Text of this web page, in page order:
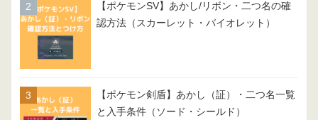
【ポケモンSV】あかし/リボン・二つ名の確
認方法（スカーレット・バイオレット）
【ポケモン剣盾】あかし（証）・二つ名一覧
と入手条件（ソード・シールド）